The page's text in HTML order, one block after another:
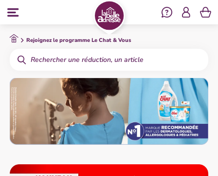
Se
Menu
Rejoignez le programme Le Chat & Vous
Rechercher